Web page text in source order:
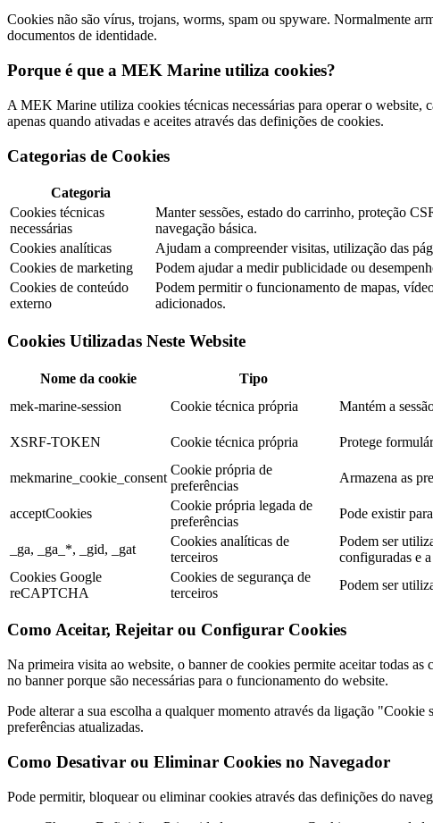
Cookies não são vírus, trojans, worms, spam ou spyware. Normalmente
documentos de identidade.
Porque é que a MEK Marine utiliza cookies?
A MEK Marine utiliza cookies técnicas necessárias para operar o
apenas quando ativadas e aceites através das definições de cookies.
Categorias de Cookies
Categoria
Cookies técnicas
necessárias
Manter sessões, estado do carrinho, proteção
navegação básica.
Cookies analíticas
Ajudam a compreender visitas, utilização das
Cookies de marketing
Podem ajudar a medir publicidade ou
Cookies de conteúdo
externo
Podem permitir o funcionamento de mapas,
adicionados.
Cookies Utilizadas Neste Website
Nome da cookie Tipo
mek-marine-session
Cookie técnica própria Mantém a
XSRF-TOKEN
Cookie técnica própria Protege
mekmarine_cookie_consent
Cookie própria de
preferências
Armazena as
acceptCookies
Cookie própria legada de
preferências
Pode existir
_ga, _ga_*, _gid, _gat
Cookies analíticas de
terceiros
Podem ser
configuradas e
Cookies Google
reCAPTCHA
Cookies de segurança de
terceiros
Podem ser
Como Aceitar, Rejeitar ou Configurar Cookies
Na primeira visita ao website, o banner de cookies permite aceitar todas
no banner porque são necessárias para o funcionamento do website.
Pode alterar a sua escolha a qualquer momento através da ligação
preferências atualizadas.
Como Desativar ou Eliminar Cookies no Navegador
Pode permitir, bloquear ou eliminar cookies através das definições do